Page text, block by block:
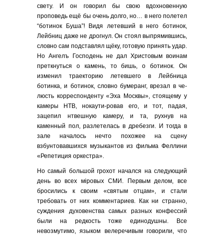
свету. И он говорил бы свою вдохновенную
проповедь ещё бы очень долго, но… в него полетел
“ботинок Буша”! Видя летевший в него ботинок,
Лейбниц даже не дрогнул. Он стоял выпрямившись,
словно сам подставлял щёку, готовую принять удар.
Но Ангелъ Господень не дал Христовым воинам
преткнуться о камень, то бишь, о ботинок. Он
изменил траекторию летевшего в Лейбница
ботинка, и ботинок, словно бумеранг, врезал в че-
люсть корреспонденту «Эха Москвы», стоящему у
камеры НТВ, нокаути-ровав его, и тот, падая,
зацепил нтвешную камеру, и та, рухнув на
каменный пол, разлетелась в дребезги. И тогда в
зале началось нечто похожее на сцену
взбунтовавшихся музыкантов из фильма Феллини
«Репетиция оркестра».
Но самый большой грохот начался на следующий
день во всех мiровых СМИ. Первым делом, все
бросились к своим «святым отцам», и стали
требовать от них комментариев. Как ни странно,
суждения духовенства самых разных конфессий
были на редкость тоже единодушны. Все
невозмутимо, языком велеречивым говорили, что